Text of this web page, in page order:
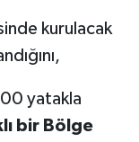
kurulacak
yatakla
bir Bölge